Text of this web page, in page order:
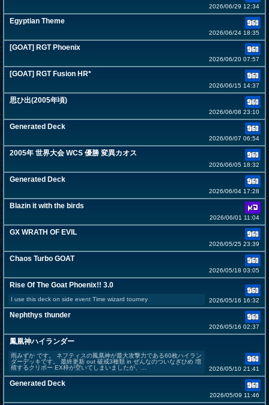
2026/06/29 12:34
Egyptian Theme
2026/06/24 18:35
[GOAT] RGT Phoenix
2026/06/20 07:57
[GOAT] RGT Fusion HR*
2026/06/15 14:37
思ひ出(2005年頃)
2026/06/08 23:10
Generated Deck
2026/06/07 06:54
2005年 世界大会 WCS 優勝 変異カオス
2026/06/05 18:32
Generated Deck
2026/06/04 17:28
Blazin it with the birds
2026/06/01 11:04
GX WRATH OF EVIL
2026/05/25 23:39
Chaos Turbo GOAT
2026/05/18 03:05
Rise Of The Goat Phoenix!! 3.0
I use this deck on side event Time wizard tourney 2026/05/16 16:32
Nephthys thunder
2026/05/16 02:37
鳳凰神ハイランダー
雨みずか です。 ネフティスの鳳凰神が最大攻撃力である60枚ハイラン
ダーデッキです。 最終更新 out 破戒3種類 in ぜんなのついなぎひめ 増
殖するクリボー EX枠が空いてしまいましたが、...
2026/05/10 21:41
Generated Deck
2026/05/09 11:46